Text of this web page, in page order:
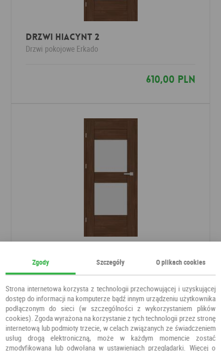
Drzwi HIACYNT 2
Drzwi pokojowe Erkado
610,00 PLN
Drzwi pokojowe Erkado
610,00 PLN
Zgody Szczegóły O plikach cookies
Strona internetowa korzysta z technologii przechowującej i uzyskującej
dostęp do informacji na komputerze bądź innym urządzeniu użytkownika
podłączonym do sieci (w szczególności z wykorzystaniem plików
cookies). Zgoda wyrażona na korzystanie z tych technologii przez stronę
internetową lub podmioty trzecie, w celach związanych ze świadczeniem
usług drogą elektroniczną, może w każdym momencie zostać
zmodyfikowana lub odwołana w ustawieniach przeglądarki. Więcej o